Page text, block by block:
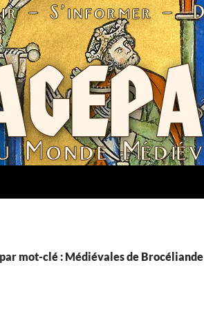
mot-clé : Médiévales de Brocéliande